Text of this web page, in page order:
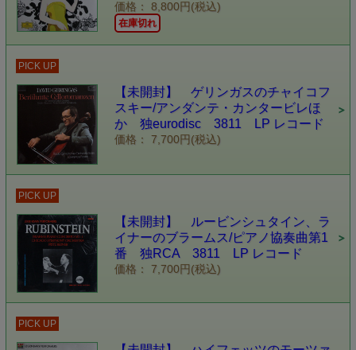
価格： 8,800円(税込)
在庫切れ
PICK UP
【未開封】 ゲリンガスのチャイコフ
スキー/アンダンテ・カンタービレほ
か 独eurodisc 3811 LP レコード
価格： 7,700円(税込)
PICK UP
【未開封】 ルービンシュタイン、ラ
イナーのブラームス/ピアノ協奏曲第1
番 独RCA 3811 LP レコード
価格： 7,700円(税込)
PICK UP